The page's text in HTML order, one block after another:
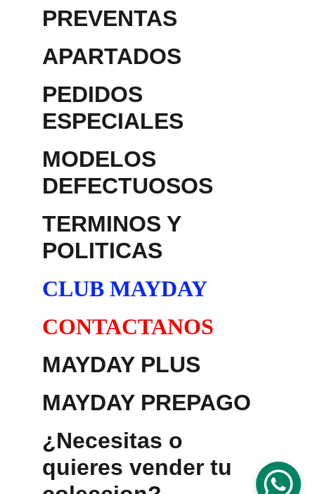
PREVENTAS
APARTADOS
PEDIDOS
ESPECIALES
MODELOS
DEFECTUOSOS
TERMINOS Y
POLITICAS
CLUB MAYDAY
MAYDAY PLUS
MAYDAY PREPAGO
¿Necesitas o
quieres vender tu
CONTACTANOS